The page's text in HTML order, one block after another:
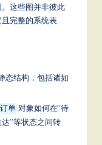
这些图并非彼此
完整的系统表
态结构，包括诸如
订单 对象如何在“待
达”等状态之间转